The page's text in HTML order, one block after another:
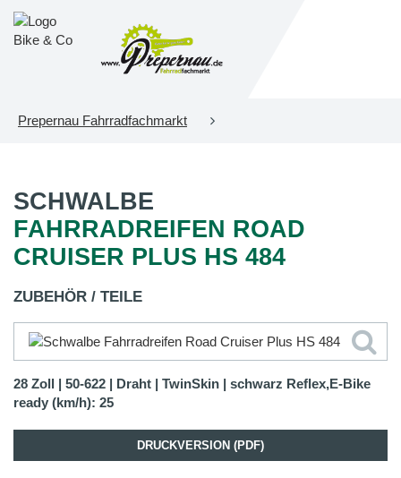
Prepernau Fahrradfachmarkt
SCHWALBE
FAHRRADREIFEN ROAD
CRUISER PLUS HS 484
ZUBEHÖR / TEILE
28 Zoll | 50-622 | Draht | TwinSkin | schwarz Reflex,E-Bike
ready (km/h): 25
DRUCKVERSION (PDF)